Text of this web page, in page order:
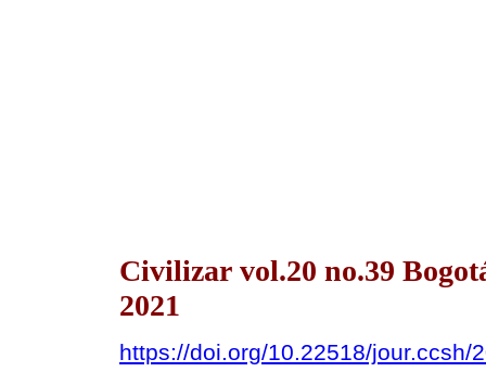
Civilizar vol.20 no.39
2021
https://doi.org/10.22518/jour.ccsh/